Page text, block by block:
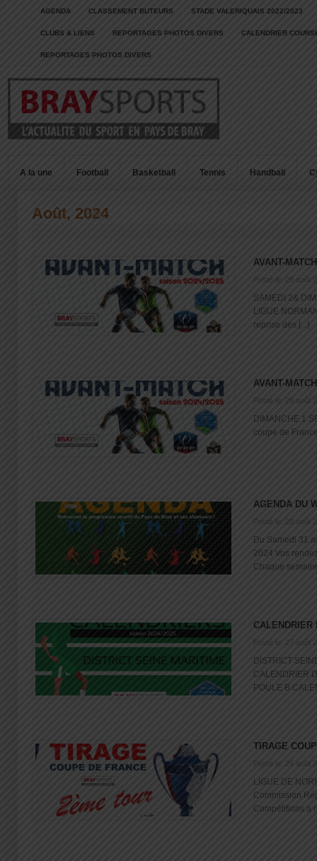
AGENDA CLASSEMENT BUTEURS STADE VALERIQUAIS 2022/2023
CLUBS & LIENS REPORTAGES PHOTOS DIVERS CALENDRIER
REPORTAGES PHOTOS DIVERS
A la une Football Basketball Tennis Handball
Août, 2024
AVANT-MATCH
Posté le: 29 août
SAMEDI 2&
LIGUE
reprise des [...]
AVANT-MATCH
Posté le: 29 août
DIMANCHE 1
coupe de
AGENDA DU
Posté le: 28 août
Du Samedi 31
2024 Vos
Chaque
CALENDRIER
Posté le: 27 août
DISTRICT
CALENDRIER
POULE B
TIRAGE
Posté le: 26 août
LIGUE DE
Commission
Compétitions a